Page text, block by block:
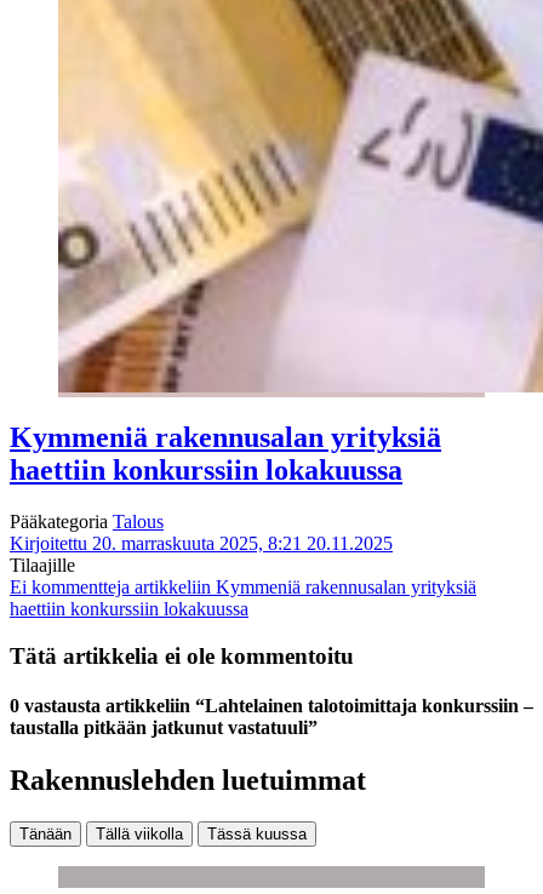
Kymmeniä rakennusalan yrityksiä
haettiin konkurssiin lokakuussa
Pääkategoria Talous
Kirjoitettu 20. marraskuuta 2025, 8:21 20.11.2025
Tilaajille
Ei kommentteja artikkeliin Kymmeniä rakennusalan yrityksiä
haettiin konkurssiin lokakuussa
Tätä artikkelia ei ole kommentoitu
0 vastausta artikkeliin “Lahtelainen talotoimittaja konkurssiin –
taustalla pitkään jatkunut vastatuuli”
Rakennuslehden luetuimmat
Tänään Tällä viikolla Tässä kuussa